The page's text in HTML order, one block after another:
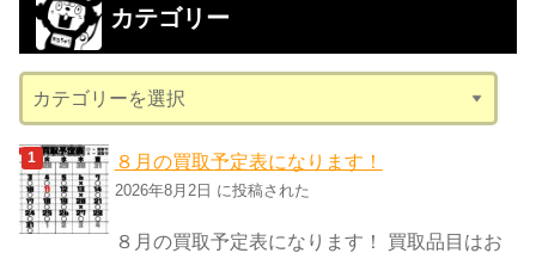
ブ
カテゴリー
テ
ゴ
リ
ー
８月の買取予定表になります！
2026年8月2日 に投稿された
８月の買取予定表になります！ 買取品目はお